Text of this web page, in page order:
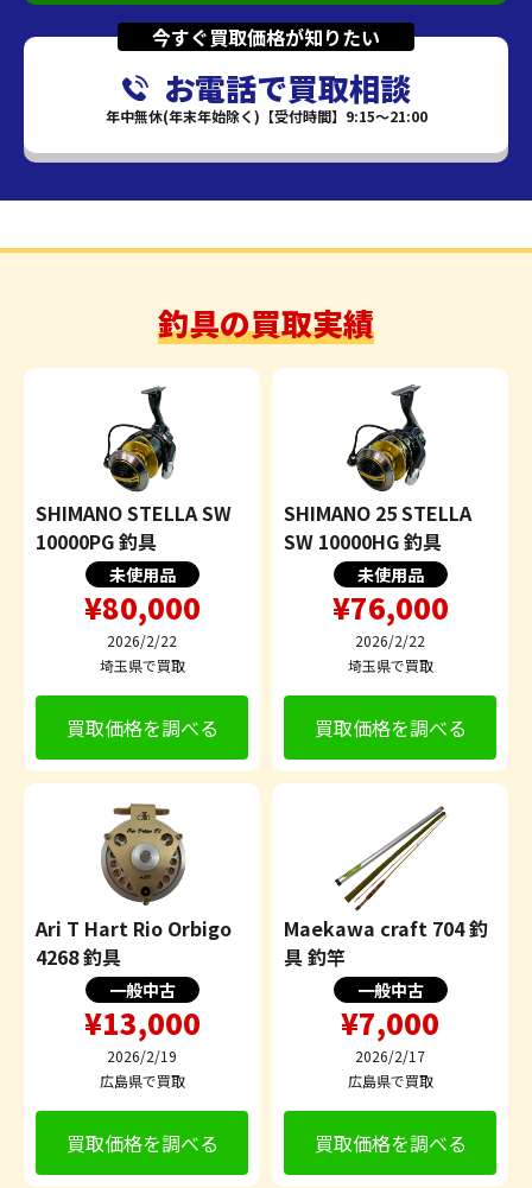
今すぐ買取価格が知りたい
お電話で買取相談
年中無休(年末年始除く)【受付時間】9:15～21:00
釣具の買取実績
SHIMANO STELLA SW
10000PG 釣具
未使用品
¥80,000
2026/2/22
埼玉県で買取
買取価格を調べる
SHIMANO 25 STELLA
SW 10000HG 釣具
未使用品
¥76,000
2026/2/22
埼玉県で買取
買取価格を調べる
Ari T Hart Rio Orbigo
4268 釣具
一般中古
¥13,000
2026/2/19
広島県で買取
買取価格を調べる
Maekawa craft 704 釣
具 釣竿
一般中古
¥7,000
2026/2/17
広島県で買取
買取価格を調べる